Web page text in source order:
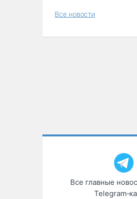
Все новости
Все главные